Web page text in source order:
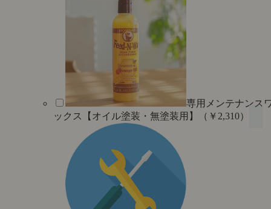
専用メンテナンス
ックス【オイル塗装・無塗装用】（￥2,310）